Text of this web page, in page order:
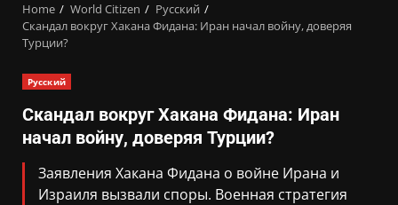
Home World Citizen
Русский
Скандал вокруг Хакана Фидана: Иран начал войну, доверяя
Турции?
Русский
Скандал вокруг Хакана Фидана: Иран
начал войну, доверяя Турции?
Заявления Хакана Фидана о войне Ирана и
Израиля вызвали споры. Военная стратегия